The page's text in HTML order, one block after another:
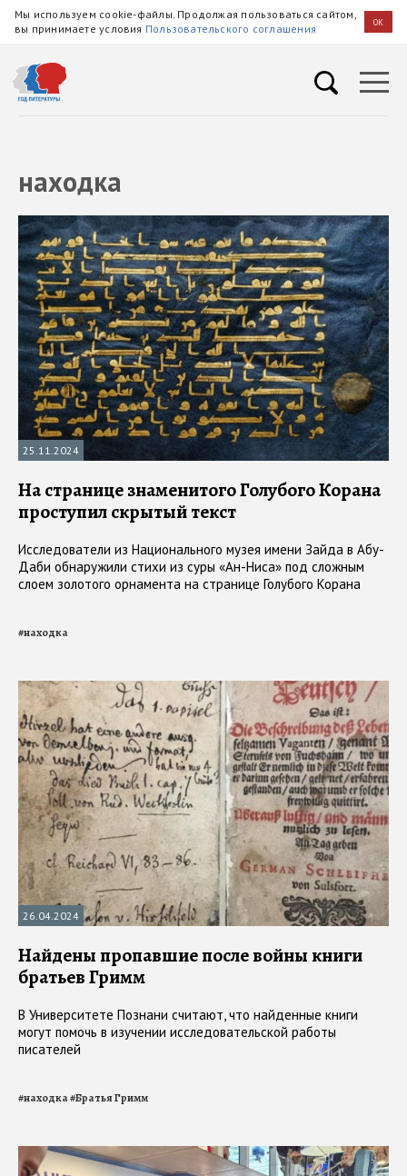
Мы используем cookie-файлы. Продолжая пользоваться сайтом,
вы принимаете условия Пользовательского соглашения OK
находка
25.11.2024
На странице знаменитого Голубого Корана
проступил скрытый текст
Исследователи из Национального музея имени Зайда в Абу-
Даби обнаружили стихи из суры «Ан-Ниса» под сложным
слоем золотого орнамента на странице Голубого Корана
#находка
26.04.2024
Найдены пропавшие после войны книги
братьев Гримм
В Университете Познани считают, что найденные книги
могут помочь в изучении исследовательской работы
писателей
#находка#Братья Гримм